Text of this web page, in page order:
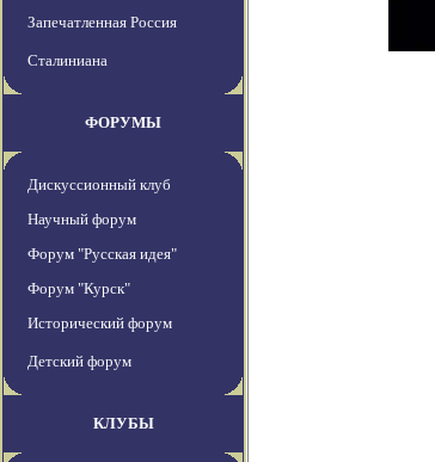
Запечатленная Россия
Сталиниана
ФОРУМЫ
Дискуссионный клуб
Научный форум
Форум "Русская идея"
Форум "Курск"
Исторический форум
Детский форум
КЛУБЫ